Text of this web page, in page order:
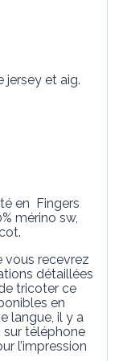
jersey et aig.
en Fingers
mérino sw,
vous recevrez
détaillées
tricoter ce
en
langue, il y a
sur téléphone
l’impression